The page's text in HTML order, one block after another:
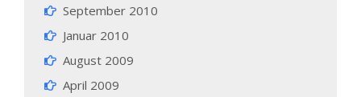
September 2010
Januar 2010
August 2009
April 2009